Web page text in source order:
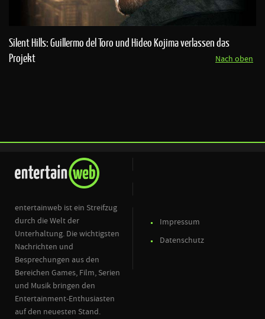
Silent Hills: Guillermo del Toro und Hideo Kojima verlassen das
Projekt
Nach oben
entertainweb ist ein Streifzug
durch die Welt der
Unterhaltung. Die wichtigsten
Nachrichten und
Besprechungen aus den
Bereichen Games, Film, Serien
und Musik bringen den
Entertainment-Enthusiasten
auf den neuesten Stand.
Impressum
Datenschutz